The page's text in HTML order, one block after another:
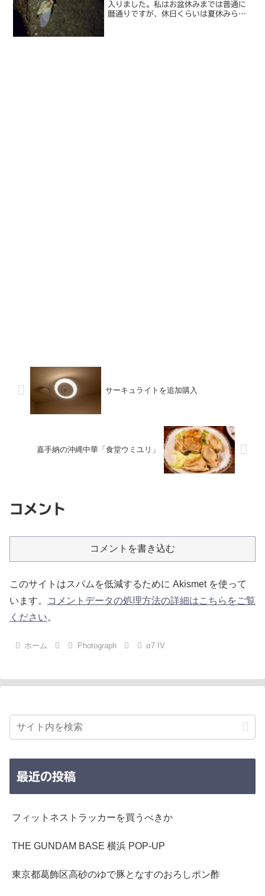
入りました。私はお盆休みまでは普通に
暦通りですが、休日くらいは夏休みらし
サーキュライトを追加購入
嘉手納の沖縄中華「食堂ウミユリ」
コメント
コメントを書き込む
このサイトはスパムを低減するために Akismet を使って
います。
コメントデータの処理方法の詳細はこちらをご覧
ください。
ホーム Photograph α7 IV
最近の投稿
フィットネストラッカーを買うべきか
THE GUNDAM BASE 横浜 POP-UP
東京都葛飾区高砂のゆで豚となすのおろしポン酢